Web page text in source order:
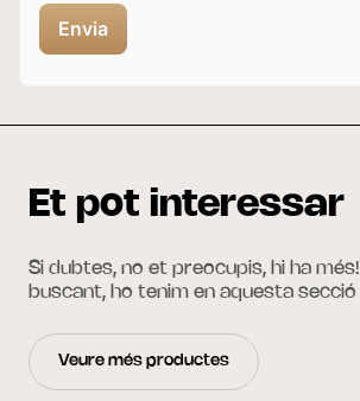
Et pot interessar
Si dubtes, no et preocupis, hi ha
buscant, ho tenim en aquesta secció
Veure més productes